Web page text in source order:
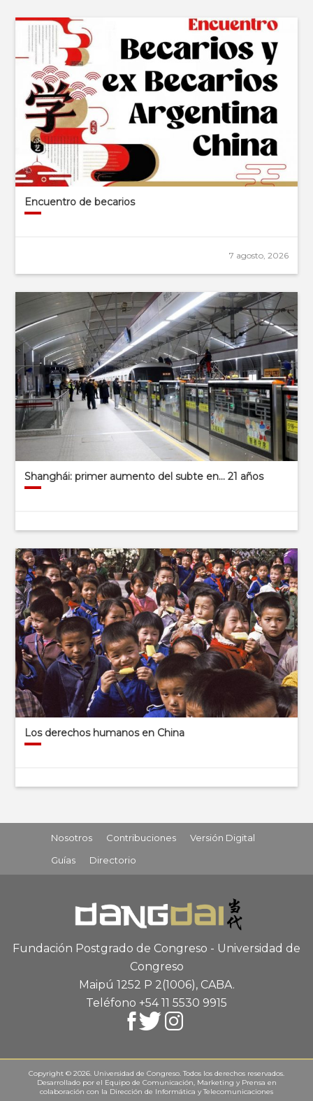
Encuentro de becarios
7 agosto, 2026
Shanghái: primer aumento del subte en… 21 años
Los derechos humanos en China
Nosotros Contribuciones
Versión Digital
Guías
Directorio
Fundación Postgrado de Congreso - Universidad de
Congreso
Maipú 1252 P 2(1006), CABA.
Teléfono +54 11 5530 9915
Copyright © 2026. Universidad de Congreso. Todos los derechos reservados.
Desarrollado por el Equipo de Comunicación, Marketing y Prensa en
colaboración con la Dirección de Informática y Telecomunicaciones